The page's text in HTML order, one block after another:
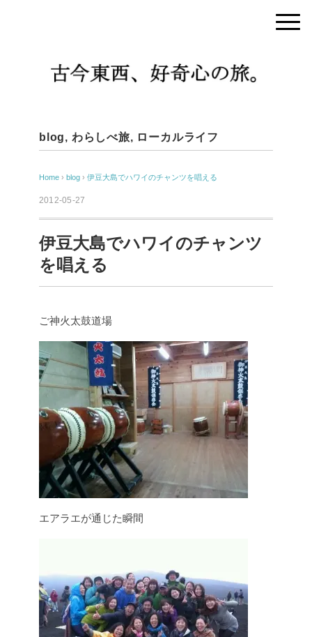
blog, わらしべ旅, ローカルライフ
Home › blog › 伊豆大島でハワイのチャンツを唱える
2012-05-27
伊豆大島でハワイのチャンツ
を唱える
ご神火太鼓道場
エアラエが通じた瞬間